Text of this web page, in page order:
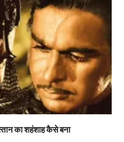
का शहंशाह कैसे बना